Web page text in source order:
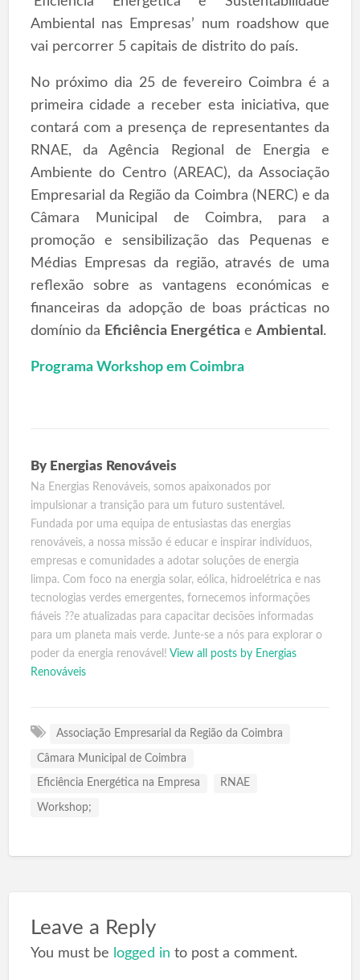
Ambiental nas Empresas’ num roadshow que
vai percorrer 5 capitais de distrito do país.
No próximo dia 25 de fevereiro Coimbra é a
primeira cidade a receber esta iniciativa, que
contará com a presença de representantes da
RNAE, da Agência Regional de Energia e
Ambiente do Centro (AREAC), da Associação
Empresarial da Região da Coimbra (NERC) e da
Câmara Municipal de Coimbra, para a
promoção e sensibilização das Pequenas e
Médias Empresas da região, através de uma
reflexão sobre as vantagens económicas e
financeiras da adopção de boas prácticas no
domínio da Eficiência Energéticae Ambiental .
Programa Workshop em Coimbra
By Energias Renováveis
Na Energias Renováveis, somos apaixonados por
impulsionar a transição para um futuro sustentável.
Fundada por uma equipa de entusiastas das energias
renováveis, a nossa missão é educar e inspirar indivíduos,
empresas e comunidades a adotar soluções de energia
limpa. Com foco na energia solar, eólica, hidroelétrica e nas
tecnologias verdes emergentes, fornecemos informações
fiáveis ??e atualizadas para capacitar decisões informadas
para um planeta mais verde. Junte-se a nós para explorar o
poder da energia renovável! View all posts by Energias
Renováveis
Associação Empresarial da Região da Coimbra
Câmara Municipal de Coimbra
Eficiência Energética na Empresa RNAE
Workshop;
Leave a Reply
You must be logged in to post a comment.